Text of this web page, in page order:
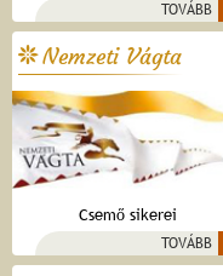
TOVÁBB
Nemzeti Vágta
Csemő sikerei
TOVÁBB